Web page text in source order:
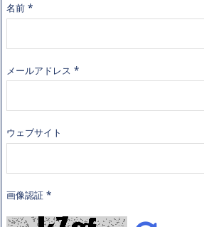
名前 *
メールアドレス *
ウェブサイト
画像認証 *